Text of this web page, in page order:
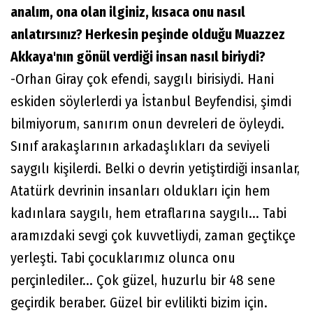
analım, ona olan ilginiz, kısaca onu nasıl
anlatırsınız? Herkesin peşinde olduğu Muazzez
Akkaya'nın gönül verdiği insan nasıl biriydi?
-Orhan Giray çok efendi, saygılı birisiydi. Hani
eskiden söylerlerdi ya İstanbul Beyfendisi, şimdi
bilmiyorum, sanırım onun devreleri de öyleydi.
Sınıf arakaşlarının arkadaşlıkları da seviyeli
saygılı kişilerdi. Belki o devrin yetiştirdiği insanlar,
Atatürk devrinin insanları oldukları için hem
kadınlara saygılı, hem etraflarına saygılı... Tabi
aramızdaki sevgi çok kuvvetliydi, zaman geçtikçe
yerleşti. Tabi çocuklarımız olunca onu
perçinlediler... Çok güzel, huzurlu bir 48 sene
geçirdik beraber. Güzel bir evlilikti bizim için.